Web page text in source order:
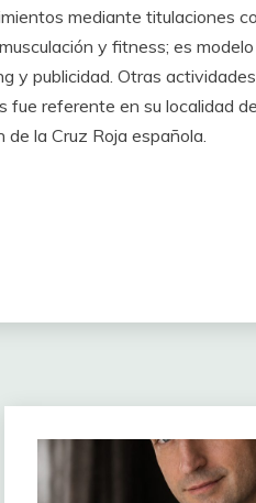
mediante titulaciones
y fitness; es
y publicidad. Otras
fue referente en su localidad
la Cruz Roja española.